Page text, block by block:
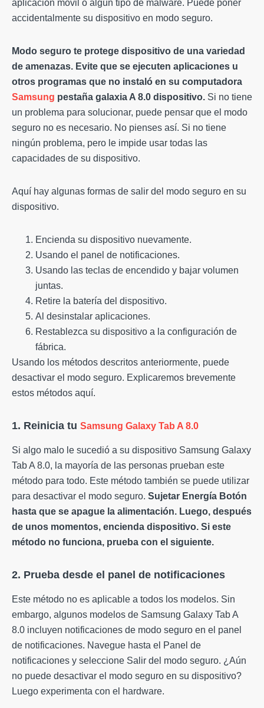
aplicación móvil o algún tipo de malware. Puede poner
accidentalmente su dispositivo en modo seguro.
Modo seguro te protege dispositivo de una variedad
de amenazas. Evite que se ejecuten aplicaciones u
otros programas que no instaló en su computadora
Samsung pestaña galaxia A 8.0 dispositivo. Si no tiene
un problema para solucionar, puede pensar que el modo
seguro no es necesario. No pienses así. Si no tiene
ningún problema, pero le impide usar todas las
capacidades de su dispositivo.
Aquí hay algunas formas de salir del modo seguro en su
dispositivo.
Encienda su dispositivo nuevamente.
Usando el panel de notificaciones.
Usando las teclas de encendido y bajar volumen
juntas.
Retire la batería del dispositivo.
Al desinstalar aplicaciones.
Restablezca su dispositivo a la configuración de
fábrica.
Usando los métodos descritos anteriormente, puede
desactivar el modo seguro. Explicaremos brevemente
estos métodos aquí.
1. Reinicia tu Samsung Galaxy Tab A 8.0
Si algo malo le sucedió a su dispositivo Samsung Galaxy
Tab A 8.0, la mayoría de las personas prueban este
método para todo. Este método también se puede utilizar
para desactivar el modo seguro. Sujetar Energía Botón
hasta que se apague la alimentación. Luego, después
de unos momentos, encienda dispositivo. Si este
método no funciona, prueba con el siguiente.
2. Prueba desde el panel de notificaciones
Este método no es aplicable a todos los modelos. Sin
embargo, algunos modelos de Samsung Galaxy Tab A
8.0 incluyen notificaciones de modo seguro en el panel
de notificaciones. Navegue hasta el Panel de
notificaciones y seleccione Salir del modo seguro. ¿Aún
no puede desactivar el modo seguro en su dispositivo?
Luego experimenta con el hardware.